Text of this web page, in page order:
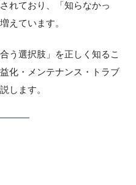
されており、「知らなかっ
えています。
う選択肢」を正しく知るこ
化・メンテナンス・トラブ
します。